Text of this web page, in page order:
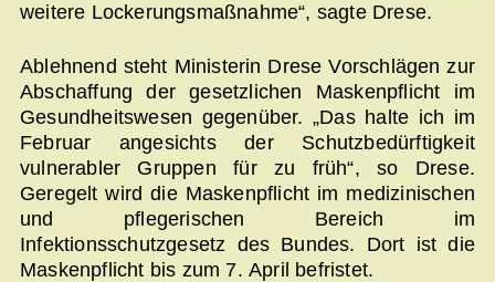
weitere Lockerungsmaßnahme“, sagte Drese.
Ablehnend steht Ministerin Drese Vorschlägen zur
Abschaffung der gesetzlichen Maskenpflicht im
Gesundheitswesen gegenüber. „Das halte ich im
Februar angesichts der Schutzbedürftigkeit
vulnerabler Gruppen für zu früh“, so Drese.
Geregelt wird die Maskenpflicht im medizinischen
und pflegerischen Bereich im
Infektionsschutzgesetz des Bundes. Dort ist die
Maskenpflicht bis zum 7. April befristet.